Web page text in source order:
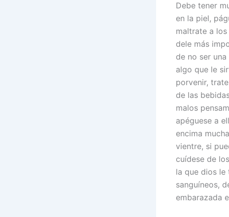
Debe tener
en la piel,
maltrate a
dele más
de no ser
algo que le
porvenir,
de las
malos
apéguese a
encima
vientre, si
cuídese de
la que dios le
sanguíneos,
embarazada